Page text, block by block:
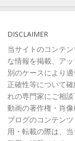
DISCLAIMER
当サイトのコンテ
な情報を掲載、ア
別のケースにより
正確性等について
れの専門家にご相
動画の著作権・肖
ブログのコンテン
用・転載の際は、